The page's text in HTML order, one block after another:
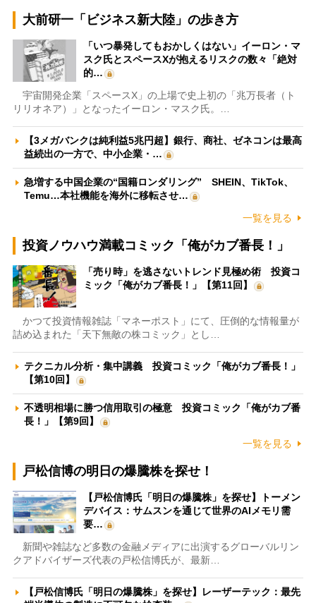
大前研一「ビジネス新大陸」の歩き方
「いつ暴発してもおかしくはない」イーロン・マ
スク氏とスペースXが抱えるリスクの数々「絶対
的…
宇宙開発企業「スペースX」の上場で史上初の「兆万長者（ト
リリオネア）」となったイーロン・マスク氏。…
【3メガバンクは純利益5兆円超】銀行、商社、ゼネコンは最高
益続出の一方で、中小企業・…
急増する中国企業の“国籍ロンダリング” SHEIN、TikTok、
Temu…本社機能を海外に移転させ…
一覧を見る
投資ノウハウ満載コミック「俺がカブ番長！」
「売り時」を逃さないトレンド見極め術 投資コ
ミック「俺がカブ番長！」【第11回】
かつて投資情報雑誌「マネーポスト」にて、圧倒的な情報量が
詰め込まれた「天下無敵の株コミック」とし…
テクニカル分析・集中講義 投資コミック「俺がカブ番長！」
【第10回】
不透明相場に勝つ信用取引の極意 投資コミック「俺がカブ番
長！」【第9回】
一覧を見る
戸松信博の明日の爆騰株を探せ！
【戸松信博氏「明日の爆騰株」を探せ】トーメン
デバイス：サムスンを通じて世界のAIメモリ需
要…
新聞や雑誌など多数の金融メディアに出演するグローバルリン
クアドバイザーズ代表の戸松信博氏が、最新…
【戸松信博氏「明日の爆騰株」を探せ】レーザーテック：最先